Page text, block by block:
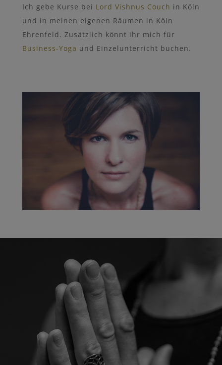
Ich gebe Kurse bei Lord Vishnus Couch in Köln
und in meinen eigenen Räumen in Köln
Ehrenfeld. Zusätzlich könnt ihr mich für
Business-Yoga und Einzelunterricht buchen.